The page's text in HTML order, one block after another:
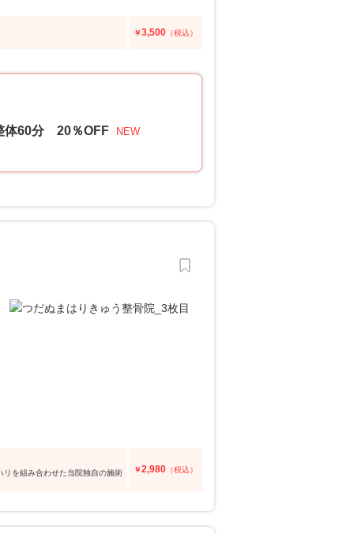
￥3,500 （税込）
体60分 20％OFF NEW
を組み合わせた当院独自の施術 ￥2,980 （税込）